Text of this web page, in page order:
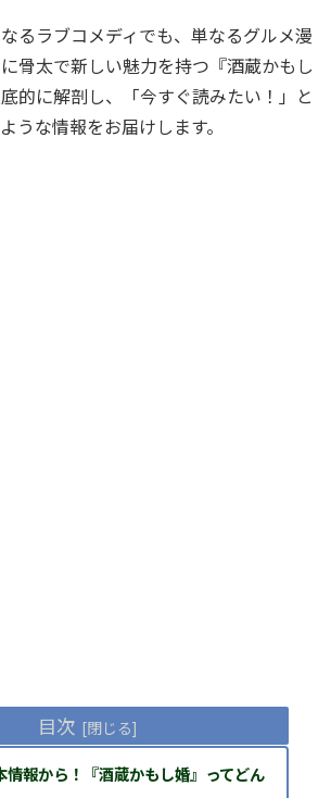
るラブコメディでも、単なるグルメ漫
骨太で新しい魅力を持つ『酒蔵かもし
的に解剖し、「今すぐ読みたい！」と
うな情報をお届けします。
目次
情報から！『酒蔵かもし婚』ってどん